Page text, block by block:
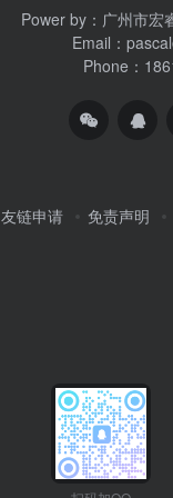
Power by：广州市宏
Email：
Phone：
友链申请 免责声明